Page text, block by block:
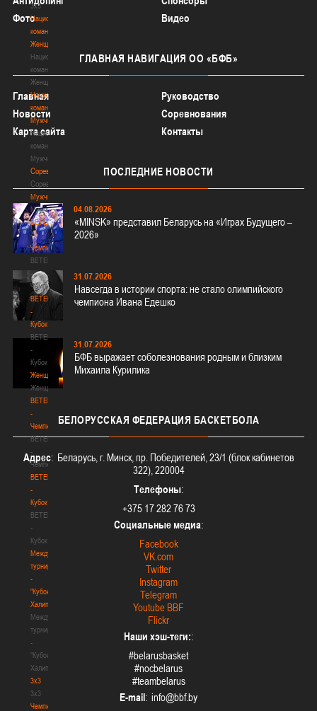
3х3
Национальная
команда.
Женщины
Национальная
команда.
Женщины
Национальная
команда.
Мужчины
Национальная
команда.
Мужчины
Соревнования
Соревнования
Мужчины
Мужчины
BETERA
-
Чемпионат
BETERA
-
Чемпионат
BETERA
-
Кубок
BETERA
-
Кубок
Женщины
Женщины
BETERA
-
Чемпионат
BETERA
-
Чемпионат
BETERA
-
Кубок
BETERA
-
Кубок
Международный
турнир
-
"Кубок
Халипского"
Международный
турнир
-
"Кубок
Халипского"
3x3
3x3
Чемпионат
Фото
Видео
ГЛАВНАЯ НАВИГАЦИЯ ОО «БФБ»
Главная
Руководство
Новости
Соревнования
Карта сайта
Контакты
ПОСЛЕДНИЕ НОВОСТИ
04.08.2026
«MINSK» представил Беларусь на «Играх Будущего –
2026»
31.07.2026
Навсегда в истории спорта: не стало олимпийского
чемпиона Ивана Едешко
31.07.2026
БФБ выражает соболезнования родным и близким
Михаила Курилика
БЕЛОРУССКАЯ ФЕДЕРАЦИЯ БАСКЕТБОЛА
Адрес: Беларусь, г. Минск, пр. Победителей, 23/1 (блок кабинетов
322), 220004
Телефоны:
+375 17 282 76 73
Социальные медиа:
Facebook
VK.com
Twitter
Instagram
Telegram
Youtube BBF
Flickr
Наши хэш-теги::
#belarusbasket
#nocbelarus
#teambelarus
E-mail: